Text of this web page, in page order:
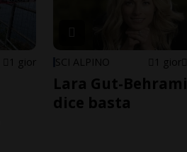
1 gior SCI ALPINO 1 gior
Lara Gut-Behrami
dice basta